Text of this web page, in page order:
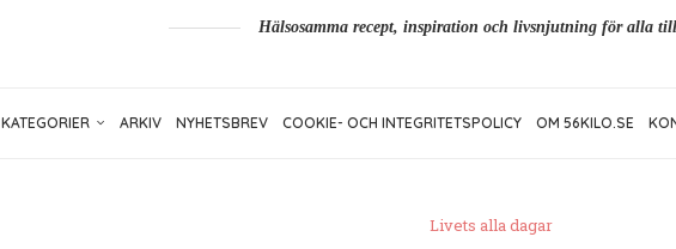
Hälsosamma recept, inspiration och livsnjutning för alla
KATEGORIER ARKIV NYHETSBREV COOKIE- OCH INTEGRITETSPOLICY OM 56KILO.SE
Livets alla dagar